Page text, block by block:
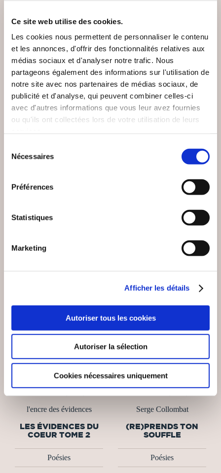
Ce site web utilise des cookies.
Les cookies nous permettent de personnaliser le contenu
et les annonces, d'offrir des fonctionnalités relatives aux
médias sociaux et d'analyser notre trafic. Nous
partageons également des informations sur l'utilisation de
notre site avec nos partenaires de médias sociaux, de
publicité et d'analyse, qui peuvent combiner celles-ci
avec d'autres informations que vous leur avez fournies
ou qu'ils ont collectées lors de votre utilisation de leurs
Nécessaires
Préférences
Statistiques
Marketing
Afficher les détails
Autoriser tous les cookies
Autoriser la sélection
Cookies nécessaires uniquement
11€00
AD APOLOGUM
l'encre des évidences
LES ÉVIDENCES DU
COEUR TOME 2
Poésies
Serge Collombat
(RE)PRENDS TON
SOUFFLE
Poésies